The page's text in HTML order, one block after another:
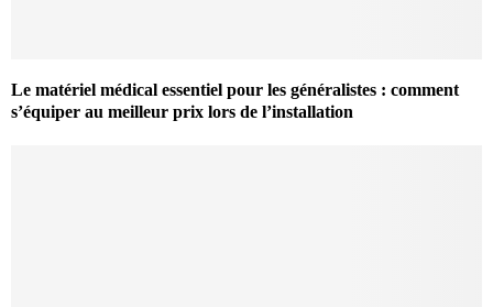
Le matériel médical essentiel pour les généralistes : comment
s’équiper au meilleur prix lors de l’installation